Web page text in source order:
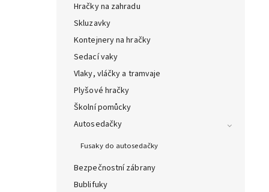
Hračky na zahradu
Skluzavky
Kontejnery na hračky
Sedací vaky
Vlaky, vláčky a tramvaje
Plyšové hračky
Školní pomůcky
Autosedačky
Fusaky do autosedačky
Bezpečnostní zábrany
Bublifuky